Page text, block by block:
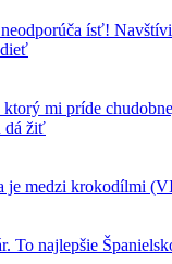
ísť!
ktorý mi príde
dá žiť
je medzi krokodílmi
To najlepšie